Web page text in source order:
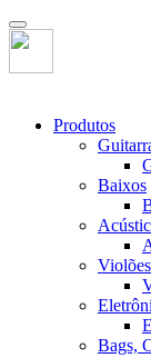
Produtos
Baixos
Bags,